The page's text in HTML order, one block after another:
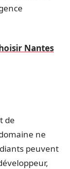
Nantes
de
ne
peuvent